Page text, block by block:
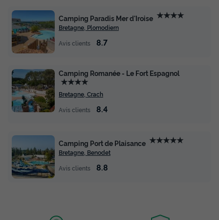
4 2 1
Terrasse semi-couverte
Salon de jardin
MOBILHOME 4 personnes - MH2 LOGGIA 24 m²
du06/09/2026au13/09/2026
Modifier les dates
462 €
Voir les disponibilités
Camping Paradis Mer d'Iroise ★★★★
Bretagne, Plomodiern
Avis clients
8.7
Camping Romanée - Le Fort Espagnol
★★★★
Bretagne, Crach
Avis clients
8.4
Camping Port de Plaisance ★★★★★
Bretagne, Benodet
Avis clients
8.8